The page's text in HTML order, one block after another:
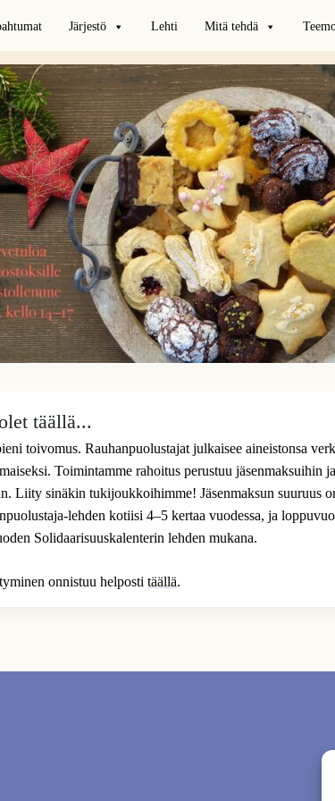
Järjestö Lehti Mitä tehdä
täällä...
toivomus. Rauhanpuolustajat julkaisee aineistonsa
Toimintamme rahoitus perustuu jäsenmaksuihin
Liity sinäkin tukijoukkoihimme! Jäsenmaksun suuruus
lehden kotiisi 4–5 kertaa vuodessa, ja
Solidaarisuuskalenterin lehden mukana.
onnistuu helposti täällä.